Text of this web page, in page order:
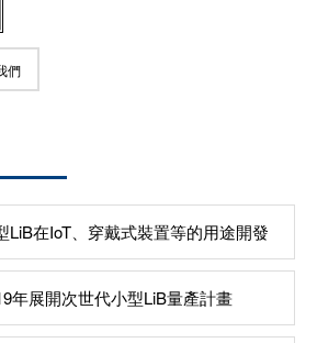
們
LiB在IoT、穿戴式裝置等的用途開發
年展開次世代小型LiB量產計畫